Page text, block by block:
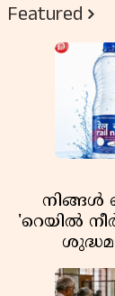
Featured
നിങ്ങൾ
'റെയിൽ